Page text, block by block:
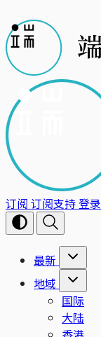
订阅 订阅支持登录
最新
地域
国际
大陆